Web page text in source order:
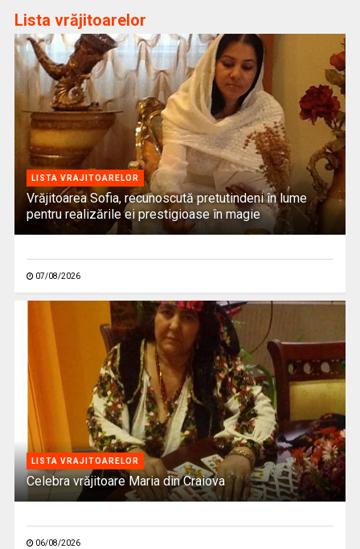
Lista vrăjitoarelor
LISTA VRAJITOARELOR
Vrăjitoarea Sofia, recunoscută pretutindeni în lume
pentru realizările ei prestigioase în magie
07/08/2026
LISTA VRAJITOARELOR
Celebra vrăjitoare Maria din Craiova
06/08/2026